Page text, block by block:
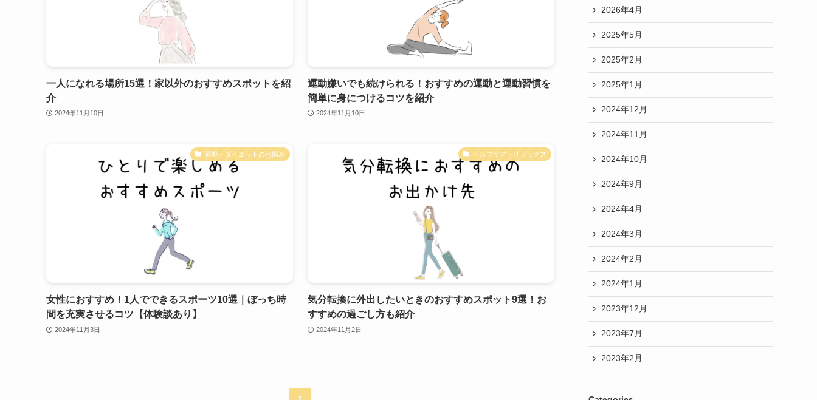
一人になれる場所15選！家以外のおすすめスポットを紹
介
2024年11月10日
運動嫌いでも続けられる！おすすめの運動と運動習慣を
簡単に身につけるコツを紹介
2024年11月10日
運動・ダイエットのお悩み
女性におすすめ！1人でできるスポーツ10選｜ぼっち時
間を充実させるコツ【体験談あり】
2024年11月3日
セルフケア・リラックス
気分転換に外出したいときのおすすめスポット9選！お
すすめの過ごし方も紹介
2024年11月2日
2026年4月
2025年5月
2025年2月
2025年1月
2024年12月
2024年11月
2024年10月
2024年9月
2024年4月
2024年3月
2024年2月
2024年1月
2023年12月
2023年7月
2023年2月